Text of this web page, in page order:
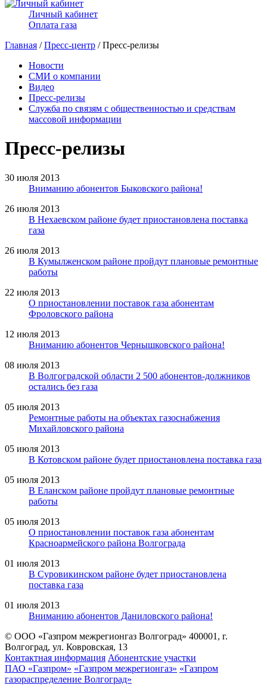
Личный кабинет
Оплата газа
Главная /Пресс-центр / Пресс-релизы
Новости
СМИ о компании
Видео
Пресс-релизы
Служба по связям с общественностью и средствам
массовой информации
Пресс-релизы
30 июля 2013
Вниманию абонентов Быковского района!
26 июля 2013
В Нехаевском районе будет приостановлена поставка
газа
26 июля 2013
В Кумылженском районе пройдут плановые ремонтные
работы
22 июля 2013
О приостановлении поставок газа абонентам
Фроловского района
12 июля 2013
Вниманию абонентов Чернышковского района!
08 июля 2013
В Волгоградской области 2 500 абонентов-должников
остались без газа
05 июля 2013
Ремонтные работы на объектах газоснабжения
Михайловского района
05 июля 2013
В Котовском районе будет приостановлена поставка газа
05 июля 2013
В Еланском районе пройдут плановые ремонтные
работы
05 июля 2013
О приостановлении поставок газа абонентам
Красноармейского района Волгограда
01 июля 2013
В Суровикинском районе будет приостановлена
поставка газа
01 июля 2013
Вниманию абонентов Даниловского района!
© ООО «Газпром межрегионгаз Волгоград» 400001, г.
Волгоград, ул. Ковровская, 13
Контактная информация Абонентские участки
ПАО «Газпром» «Газпром межрегионгаз» «Газпром
газораспределение Волгоград»